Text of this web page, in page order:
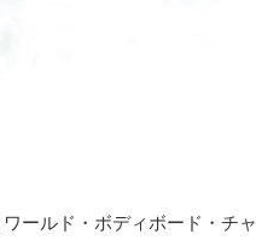
ールド・ボディボード・チャ